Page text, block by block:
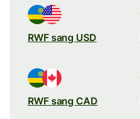
RWF sang USD
RWF sang CAD